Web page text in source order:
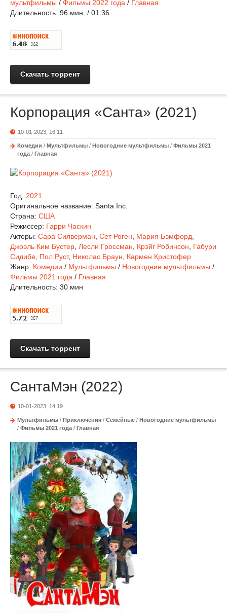
мультфильмы / Фильмы 2022 года / Главная
Длительность: 96 мин. / 01:36
Скачать торрент
Корпорация «Санта» (2021)
10-01-2023, 16:11
Комедии / Мультфильмы / Новогодние мультфильмы / Фильмы 2021
года / Главная
Год: 2021
Оригинальное название: Santa Inc.
Страна: США
Режиссер: Гарри Часкин
Актеры: Сара Силверман Сет Роген Мария Бэмфорд
Джоэль Ким Бустер Лесли Гроссман Крэйг Робинсон
Габури
Сидибе Пол Руст, Николас Браун
Кармен Кристофер
Жанр: Комедии / Мультфильмы / Новогодние мультфильмы /
Фильмы 2021 года / Главная
Длительность: 30 мин
Скачать торрент
СантаМэн (2022)
10-01-2023, 14:19
Мультфильмы / Приключения / Семейные / Новогодние мультфильмы
/ Фильмы 2021 года / Главная